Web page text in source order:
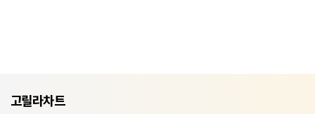
고릴라차트